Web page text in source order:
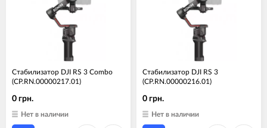
Стабилизатор DJI RS 3 Combo
(CP.RN.00000217.01)
0 грн.
Нет в наличии
Стабилизатор DJI RS 3
(CP.RN.00000216.01)
0 грн.
Нет в наличии